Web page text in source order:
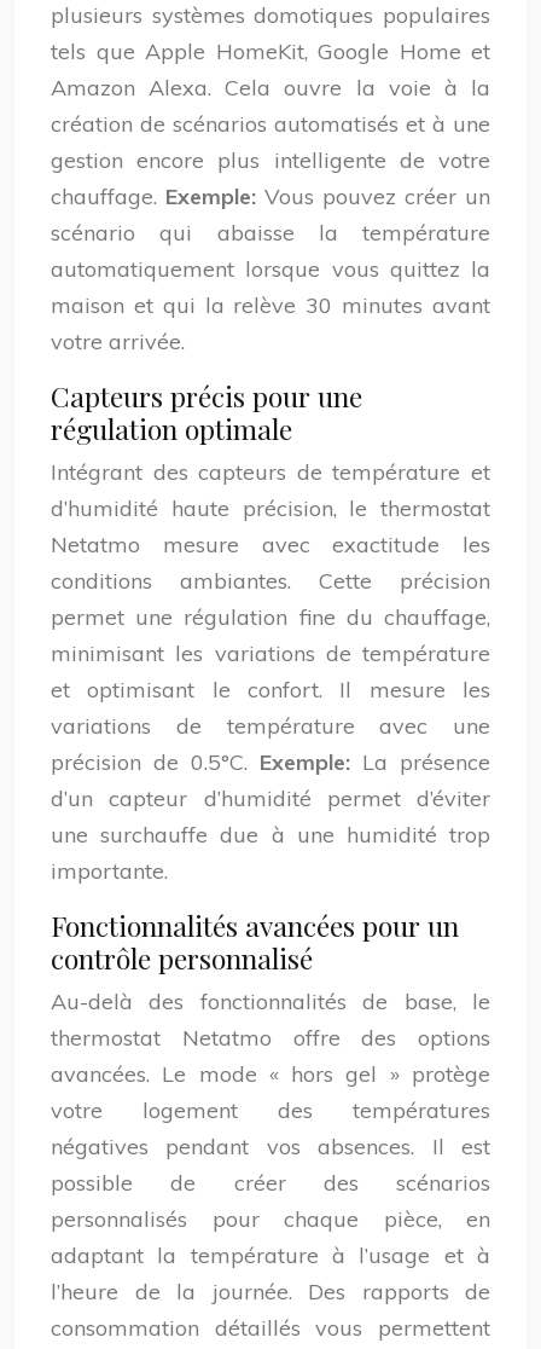
plusieurs systèmes domotiques populaires
tels que Apple HomeKit, Google Home et
Amazon Alexa. Cela ouvre la voie à la
création de scénarios automatisés et à une
gestion encore plus intelligente de votre
chauffage. Exemple: Vous pouvez créer un
scénario qui abaisse la température
automatiquement lorsque vous quittez la
maison et qui la relève 30 minutes avant
votre arrivée.
Capteurs précis pour une
régulation optimale
Intégrant des capteurs de température et
d’humidité haute précision, le thermostat
Netatmo mesure avec exactitude les
conditions ambiantes. Cette précision
permet une régulation fine du chauffage,
minimisant les variations de température
et optimisant le confort. Il mesure les
variations de température avec une
précision de 0.5°C. Exemple: La présence
d’un capteur d’humidité permet d’éviter
une surchauffe due à une humidité trop
importante.
Fonctionnalités avancées pour un
contrôle personnalisé
Au-delà des fonctionnalités de base, le
thermostat Netatmo offre des options
avancées. Le mode « hors gel » protège
votre logement des températures
négatives pendant vos absences. Il est
possible de créer des scénarios
personnalisés pour chaque pièce, en
adaptant la température à l’usage et à
l’heure de la journée. Des rapports de
consommation détaillés vous permettent